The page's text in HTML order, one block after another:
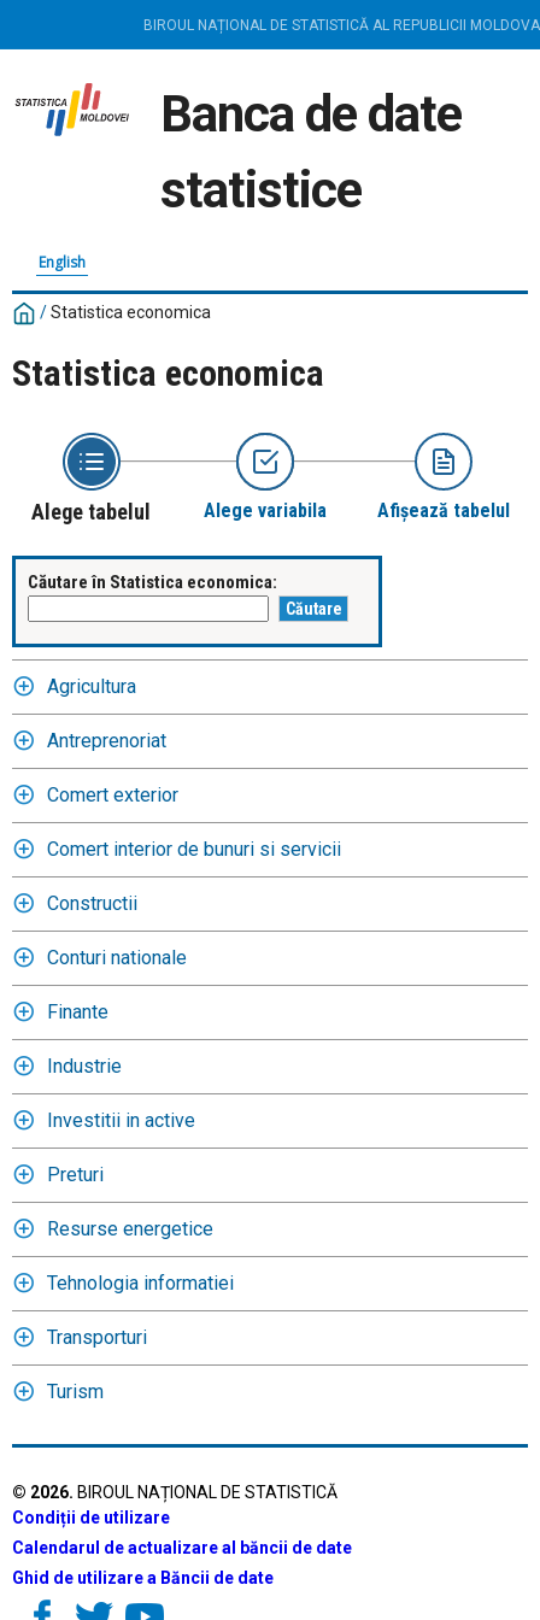
BIROUL NAȚIONAL DE STATISTICĂ AL REPUBLICII MOLDOVA
Banca de date
statistice
English
/Statistica economica
Statistica economica
Alege tabelul Alege variabila Afișează tabelul
Căutare în Statistica economica:
Agricultura
Antreprenoriat
Comert exterior
Comert interior de bunuri si servicii
Constructii
Conturi nationale
Finante
Industrie
Investitii in active
Preturi
Resurse energetice
Tehnologia informatiei
Transporturi
Turism
© 2026. BIROUL NAȚIONAL DE STATISTICĂ
Condiții de utilizare
Calendarul de actualizare al băncii de date
Ghid de utilizare a Băncii de date